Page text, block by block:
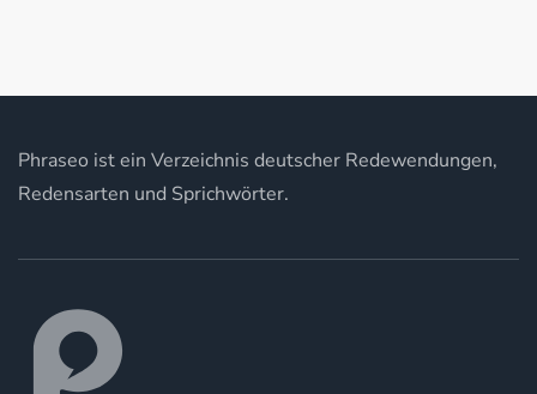
Phraseo ist ein Verzeichnis deutscher Redewendungen,
Redensarten und Sprichwörter.